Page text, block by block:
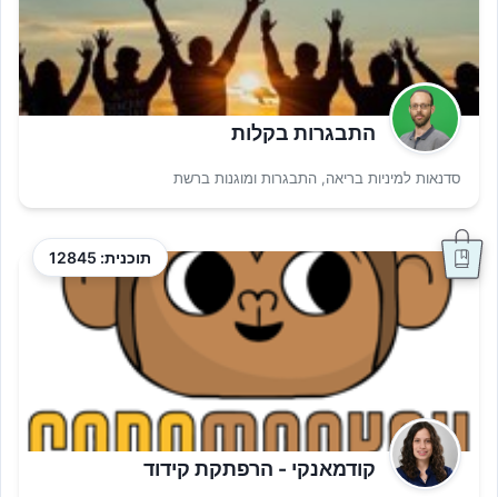
התבגרות בקלות
סדנאות למיניות בריאה, התבגרות ומוגנות ברשת
תוכנית: 12845
קודמאנקי - הרפתקת קידוד